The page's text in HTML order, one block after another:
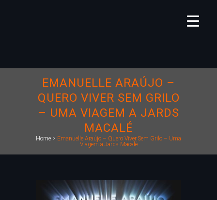
EMANUELLE ARAÚJO –
QUERO VIVER SEM GRILO
– UMA VIAGEM A JARDS
MACALÉ
Home > Emanuelle Araújo – Quero Viver Sem Grilo – Uma
Viagem a Jards Macalé